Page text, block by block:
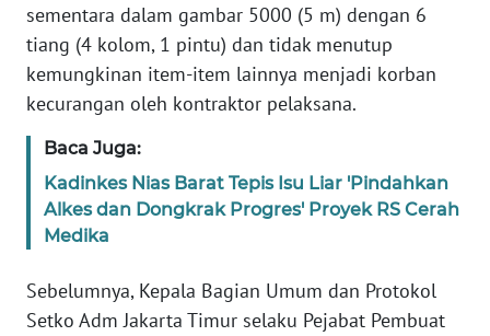
sementara dalam gambar 5000 (5 m) dengan 6
tiang (4 kolom, 1 pintu) dan tidak menutup
kemungkinan item-item lainnya menjadi korban
kecurangan oleh kontraktor pelaksana.
Baca Juga:
Kadinkes Nias Barat Tepis Isu Liar 'Pindahkan
Alkes dan Dongkrak Progres' Proyek RS Cerah
Medika
Sebelumnya, Kepala Bagian Umum dan Protokol
Setko Adm Jakarta Timur selaku Pejabat Pembuat
WN
SERAMBI
JAMBI
WN
SULTRA
WN
NTB